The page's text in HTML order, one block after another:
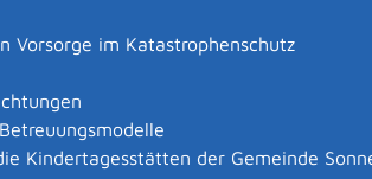
Vorsorge im Katastrophenschutz
Kindertagesstätten der Gemeinde
einer Anlage zur Feuerbestattung
Leichnamen sind, müssen Sie den
der Anlage in regelmäßigen
Einzelmessungen überprüfen lassen.